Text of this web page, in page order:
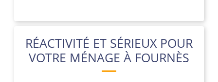
RÉACTIVITÉ ET SÉRIEUX POUR
VOTRE MÉNAGE À FOURNÈS